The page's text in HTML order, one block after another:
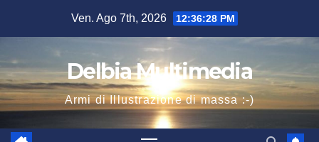
Ven. Ago 7th, 2026 12:36:29 PM
Delbia Multimedia
Armi di Illustrazione di massa :-)